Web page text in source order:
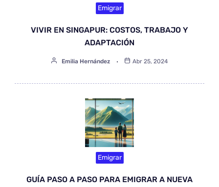
Emigrar
VIVIR EN SINGAPUR: COSTOS, TRABAJO Y
ADAPTACIÓN
Emilia Hernández Abr 25, 2024
Emigrar
GUÍA PASO A PASO PARA EMIGRAR A NUEVA